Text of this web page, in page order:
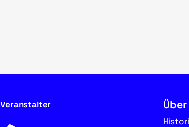
Veranstalter